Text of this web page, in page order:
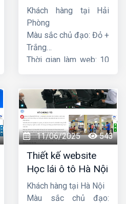
nghệ PCCC Bắc Hà
Khách hàng tại Hải
Phòng
Màu sắc chủ đạo: Đỏ +
Trắng
Thời gian làm web: 10
11/06/2025 543
Thiết kế website
Học lái ô tô Hà Nội
Khách hàng tại Hà Nội
Màu sắc chủ đạo: